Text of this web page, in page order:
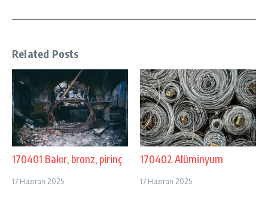
Related Posts
170401 Bakır, bronz, pirinç
17 Haziran 2025
170402 Alüminyum
17 Haziran 2025